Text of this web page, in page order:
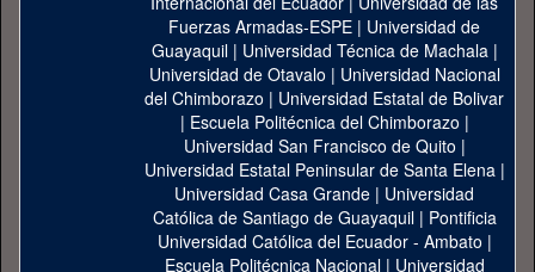
Fuerzas Armadas-ESPE | Universidad de
Guayaquil| Universidad Técnica de Machala|
Universidad de Otavalo | Universidad Nacional
del Chimborazo | Universidad Estatal de Bolivar
| Escuela Politécnica del Chimborazo |
Universidad San Francisco de Quito |
Universidad Estatal Peninsular de Santa Elena|
Universidad Casa Grande | Universidad
Católica de Santiago de Guayaquil| Pontificia
Universidad Católica del Ecuador - Ambato |
Escuela Politécnica Nacional| Universidad